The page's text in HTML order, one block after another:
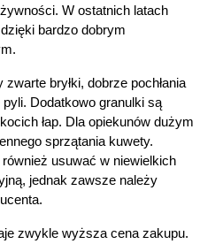
cookies w celu
serwisu do Twoich
W ostatnich latach
bardzo dobrym
bryłki, dobrze pochłania
Dodatkowo granulki są
łap. Dla opiekunów dużym
sprzątania kuwety.
usuwać w niewielkich
jednak zawsze należy
zwykle wyższa cena zakupu.